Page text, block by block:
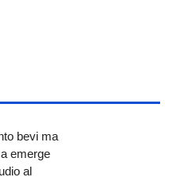
bevi ma
emerge
al